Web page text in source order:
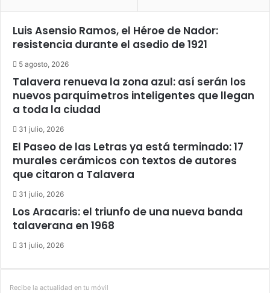
Luis Asensio Ramos, el Héroe de Nador:
resistencia durante el asedio de 1921
5 agosto, 2026
Talavera renueva la zona azul: así serán los
nuevos parquímetros inteligentes que llegan
a toda la ciudad
31 julio, 2026
El Paseo de las Letras ya está terminado: 17
murales cerámicos con textos de autores
que citaron a Talavera
31 julio, 2026
Los Aracaris: el triunfo de una nueva banda
talaverana en 1968
31 julio, 2026
Recibe la actualidad en tu móvil